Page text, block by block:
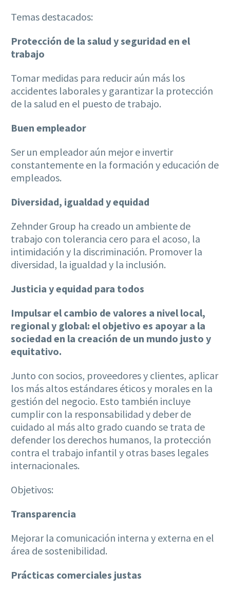
Temas destacados:
Protección de la salud y seguridad en el
trabajo
Tomar medidas para reducir aún más los
accidentes laborales y garantizar la protección
de la salud en el puesto de trabajo.
Buen empleador
Ser un empleador aún mejor e invertir
constantemente en la formación y educación de
empleados.
Diversidad, igualdad y equidad
Zehnder Group ha creado un ambiente de
trabajo con tolerancia cero para el acoso, la
intimidación y la discriminación. Promover la
diversidad, la igualdad y la inclusión.
Justicia y equidad para todos
Impulsar el cambio de valores a nivel local,
regional y global: el objetivo es apoyar a la
sociedad en la creación de un mundo justo y
equitativo.
Junto con socios, proveedores y clientes, aplicar
los más altos estándares éticos y morales en la
gestión del negocio. Esto también incluye
cumplir con la responsabilidad y deber de
cuidado al más alto grado cuando se trata de
defender los derechos humanos, la protección
contra el trabajo infantil y otras bases legales
internacionales.
Objetivos:
Transparencia
Mejorar la comunicación interna y externa en el
área de sostenibilidad.
Prácticas comerciales justas